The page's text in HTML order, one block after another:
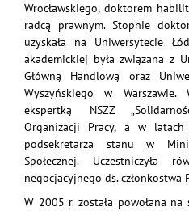
Wrocławskiego, doktorem
radcą prawnym. Stopnie
uzyskała na Uniwersytecie
akademickiej była związana z
Główną Handlową oraz
Wyszyńskiego w
ekspertką NSZZ
Organizacji Pracy, a w latach
podsekretarza stanu w
Społecznej. Uczestniczyła
negocjacyjnego ds.
W 2005 r. została powołana